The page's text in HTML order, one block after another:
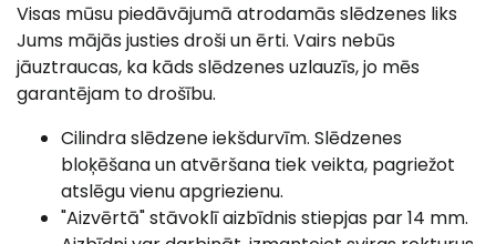
Visas mūsu piedāvājumā atrodamās slēdzenes liks
Jums mājās justies droši un ērti. Vairs nebūs
jāuztraucas, ka kāds slēdzenes uzlauzīs, jo mēs
garantējam to drošību.
Cilindra slēdzene iekšdurvīm. Slēdzenes
bloķēšana un atvēršana tiek veikta, pagriežot
atslēgu vienu apgriezienu.
"Aizvērtā" stāvoklī aizbīdnis stiepjas par 14 mm.